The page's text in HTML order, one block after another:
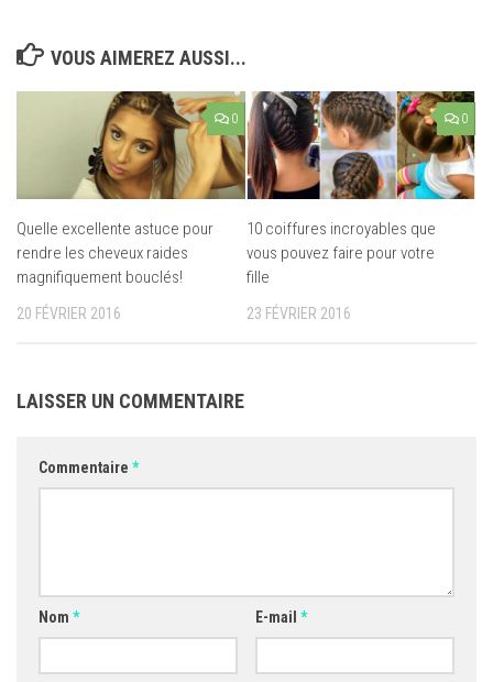
VOUS AIMEREZ AUSSI...
0
Quelle excellente astuce pour
rendre les cheveux raides
magnifiquement bouclés!
20 FÉVRIER 2016
0
10 coiffures incroyables que
vous pouvez faire pour votre
fille
23 FÉVRIER 2016
LAISSER UN COMMENTAIRE
Commentaire *
Nom * E-mail *